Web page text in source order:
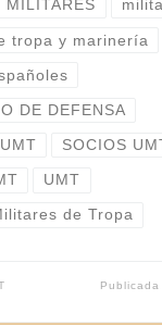
MILITARES
tropa y marinería
DE DEFENSA
SOCIOS
UMT
de Tropa
Publicada